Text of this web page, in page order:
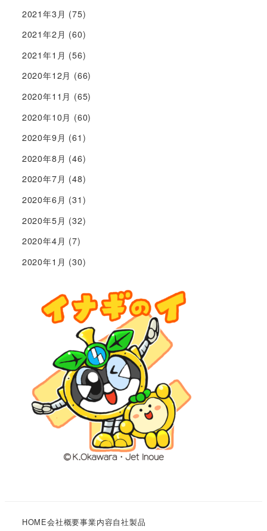
2021年3月 (75)
2021年2月 (60)
2021年1月 (56)
2020年12月 (66)
2020年11月 (65)
2020年10月 (60)
2020年9月 (61)
2020年8月 (46)
2020年7月 (48)
2020年6月 (31)
2020年5月 (32)
2020年4月 (7)
2020年1月 (30)
HOME会社概要事業内容自社製品